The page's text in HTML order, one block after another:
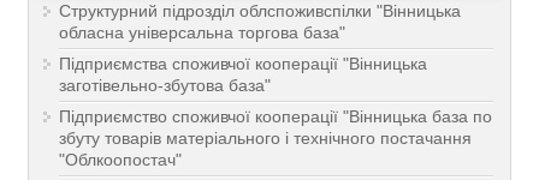
Структурний підрозділ облспоживспілки "Вінницька
обласна універсальна торгова база"
Підприємства споживчої кооперації "Вінницька
заготівельно-збутова база"
Підприємство споживчої кооперації "Вінницька база по
збуту товарів матеріального і технічного постачання
"Облкоопостач"